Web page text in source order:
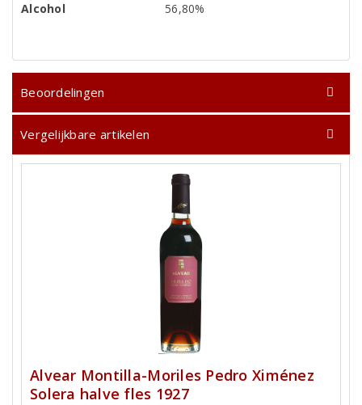
Alcohol
56,80%
Beoordelingen
Vergelijkbare artikelen
Alvear Montilla-Moriles Pedro Ximénez
Solera halve fles 1927